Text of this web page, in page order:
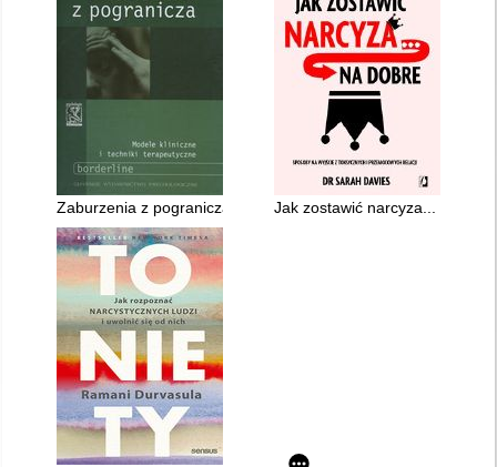
Zaburzenia z pogranicza Jak zostawić narcyza... na